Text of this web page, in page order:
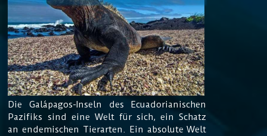
Die Galápagos-Inseln des Ecuadorianischen
Pazifiks sind eine Welt für sich, ein Schatz
an endemischen Tierarten. Ein absolute Welt